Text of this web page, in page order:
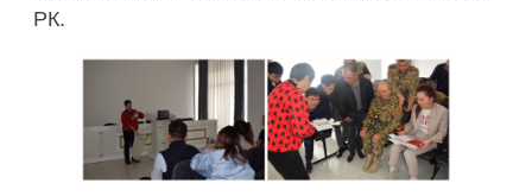
РК.